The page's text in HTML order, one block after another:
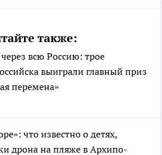
также:
всю Россию: трое
выиграли главный приз
перемена»
что известно о детях,
дрона на пляже в Архипо-